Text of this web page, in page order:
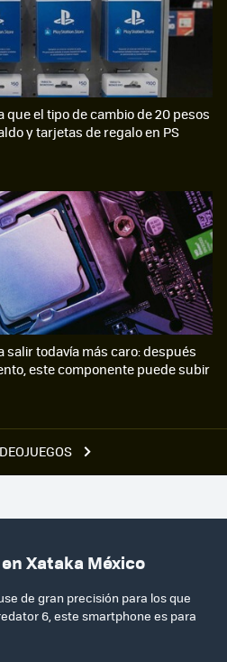
que el tipo de cambio de 20 pesos
y tarjetas de regalo en PS
salir todavía más caro: después
este componente puede subir
Xataka México
de gran precisión para los que
6, este smartphone es para